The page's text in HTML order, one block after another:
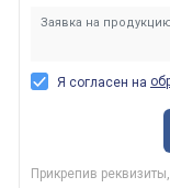
Я согласен на
Прикрепив